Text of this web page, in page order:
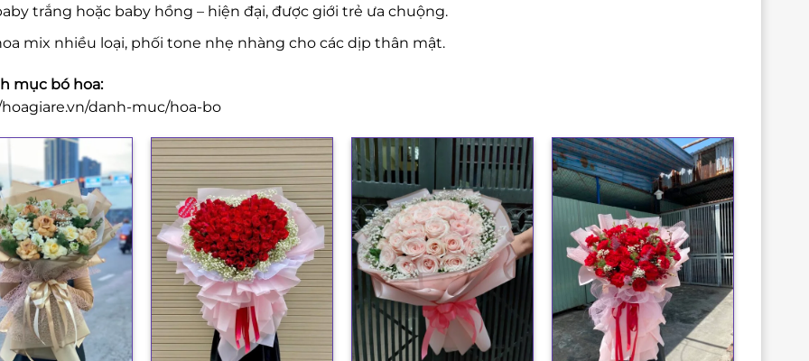
trắng hoặc baby hồng – hiện đại, được giới trẻ ưa chuộng.
mix nhiều loại, phối tone nhẹ nhàng cho các dịp thân mật.
mục bó hoa:
danh-muc/hoa-bo